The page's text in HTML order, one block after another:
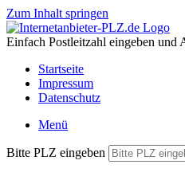
Zum Inhalt springen
Einfach Postleitzahl eingeben und
Startseite
Impressum
Datenschutz
Menü
Bitte PLZ eingeben